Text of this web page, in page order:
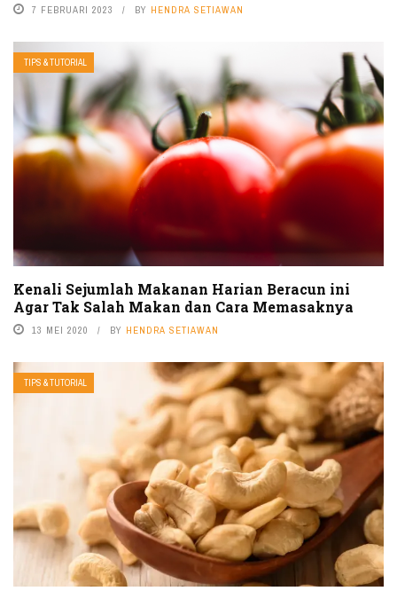
7 FEBRUARI 2023 BY HENDRA SETIAWAN
TIPS & TUTORIAL
Kenali Sejumlah Makanan Harian Beracun ini
Agar Tak Salah Makan dan Cara Memasaknya
13 MEI 2020 BY HENDRA SETIAWAN
TIPS & TUTORIAL